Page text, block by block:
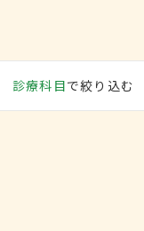
診療科目で絞り込む